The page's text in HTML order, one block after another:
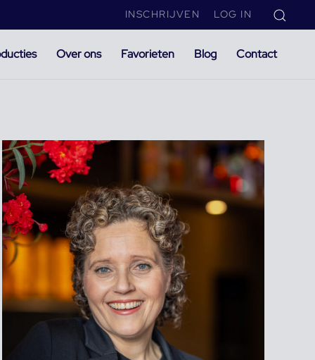
INSCHRIJVEN LOG IN
Over ons Favorieten Blog Contact